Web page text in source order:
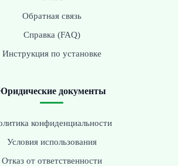
Обратная связь
Справка (FAQ)
Инструкция по установке
документы
конфиденциальности
Условия использования
Отказ от ответственности